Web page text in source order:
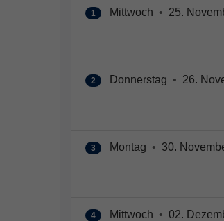
1 Mittwoch • 25.
2 Donnerstag • 26.
3 Montag • 30.
4 Mittwoch • 02.